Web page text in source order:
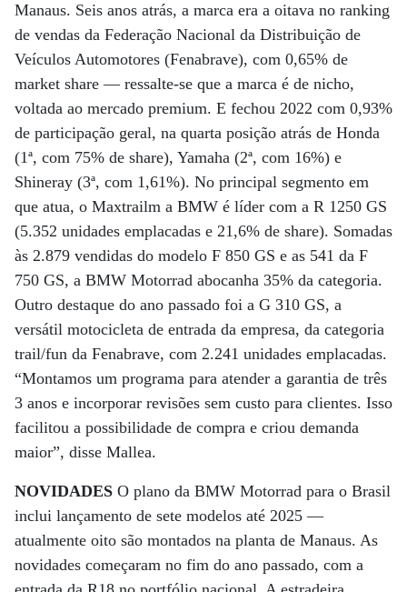
Manaus. Seis anos atrás, a marca era a oitava no ranking
de vendas da Federação Nacional da Distribuição de
Veículos Automotores (Fenabrave), com 0,65% de
market share — ressalte-se que a marca é de nicho,
voltada ao mercado premium. E fechou 2022 com 0,93%
de participação geral, na quarta posição atrás de Honda
(1ª, com 75% de share), Yamaha (2ª, com 16%) e
Shineray (3ª, com 1,61%). No principal segmento em
que atua, o Maxtrailm a BMW é líder com a R 1250 GS
(5.352 unidades emplacadas e 21,6% de share). Somadas
às 2.879 vendidas do modelo F 850 GS e as 541 da F
750 GS, a BMW Motorrad abocanha 35% da categoria.
Outro destaque do ano passado foi a G 310 GS, a
versátil motocicleta de entrada da empresa, da categoria
trail/fun da Fenabrave, com 2.241 unidades emplacadas.
“Montamos um programa para atender a garantia de três
3 anos e incorporar revisões sem custo para clientes. Isso
facilitou a possibilidade de compra e criou demanda
maior”, disse Mallea.
NOVIDADES O plano da BMW Motorrad para o Brasil
inclui lançamento de sete modelos até 2025 —
atualmente oito são montados na planta de Manaus. As
novidades começaram no fim do ano passado, com a